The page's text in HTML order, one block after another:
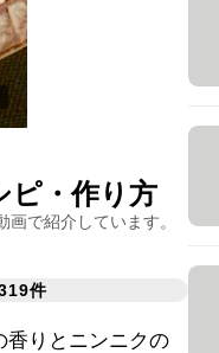
・作り方
で紹介しています。
件
香りとニンニクの